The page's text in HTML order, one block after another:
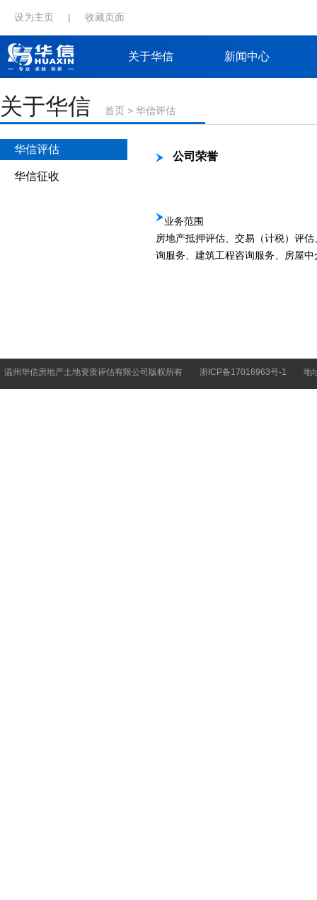
设为主页 | 收藏页面
关于华信 新闻中心
关于华信 首页 > 华信评估
华信评估
华信征收
公司荣誉
业务范围
房地产抵押评估、交易（计税）评
询服务、建筑工程咨询服务、房屋
温州华信房地产土地资质评估有限公司版权所有 浙ICP备17016963号-1 地